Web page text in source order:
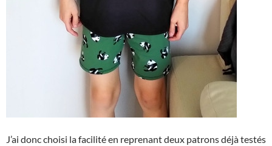
J’ai donc choisi la facilité en reprenant deux patrons déjà testés